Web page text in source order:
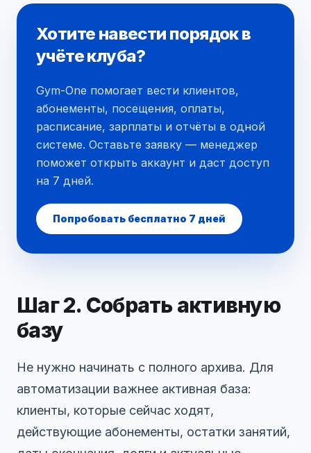
Хотите навести порядок в
учёте клуба?
Gym-One помогает вести клиентов,
абонементы, посещения, оплаты,
расписание, зарплаты и отчёты в одной
системе. Оставьте заявку — менеджер
поможет открыть аккаунт и даст доступ
на 7 дней.
Попробовать бесплатно 7 дней
Шаг 2. Собрать активную
базу
Не нужно начинать с полного архива. Для
автоматизации важнее активная база:
клиенты, которые сейчас ходят,
действующие абонементы, остатки занятий,